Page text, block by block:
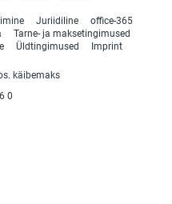
Juriidiline
office-365
Tarne- ja maksetingimused
Üldtingimused Imprint
käibemaks
0